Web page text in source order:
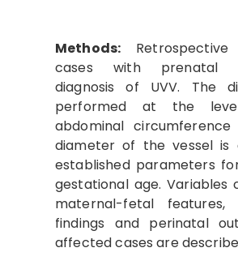
Methods:
cases with prenatal
diagnosis of UVV. The
performed at the
abdominal
diameter of the vessel is
established parameters
gestational age. Variables
maternal-fetal features,
findings and perinatal
affected cases are